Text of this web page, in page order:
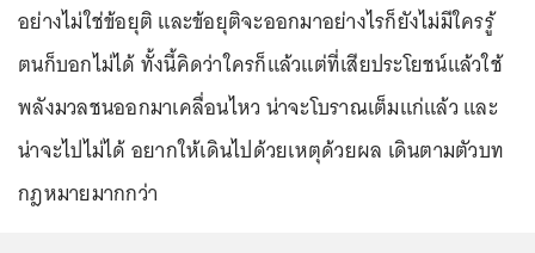
อย่างไม่ใช่ข้อยุติ และข้อยุติจะออกมาอย่างไรก็ยังไม่มีใครรู้
ตนก็บอกไม่ได้ ทั้งนี้คิดว่าใครก็แล้วแต่ที่เสียประโยชน์แล้วใช้
พลังมวลชนออกมาเคลื่อนไหว น่าจะโบราณเต็มแก่แล้ว และ
น่าจะไปไม่ได้ อยากให้เดินไปด้วยเหตุด้วยผล เดินตามตัวบท
กฎหมายมากกว่า